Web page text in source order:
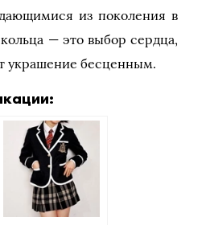
из поколения в
— это выбор сердца,
украшение бесценным.